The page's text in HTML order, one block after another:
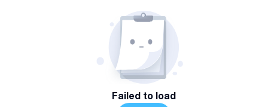
Failed to load